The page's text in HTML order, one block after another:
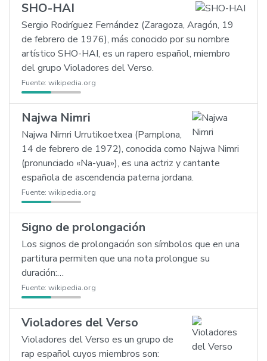
SHO-HAI
Sergio Rodríguez Fernández (Zaragoza, Aragón, 19
de febrero de 1976), más conocido por su nombre
artístico SHO-HAI, es un rapero español, miembro
del grupo Violadores del Verso.
Fuente: wikipedia.org
Najwa Nimri
Najwa Nimri Urrutikoetxea (Pamplona,
14 de febrero de 1972), conocida como Najwa Nimri
(pronunciado «Na-yua»), es una actriz y cantante
española de ascendencia paterna jordana.
Fuente: wikipedia.org
Signo de prolongación
Los signos de prolongación son símbolos que en una
partitura permiten que una nota prolongue su
duración:…
Fuente: wikipedia.org
Violadores del Verso
Violadores del Verso es un grupo de
rap español cuyos miembros son: